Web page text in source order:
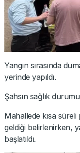
Yangın sırasında
yerinde yapıldı.
Şahsın sağlık
Mahallede kısa
geldiği belirlenirken,
başlatıldı.